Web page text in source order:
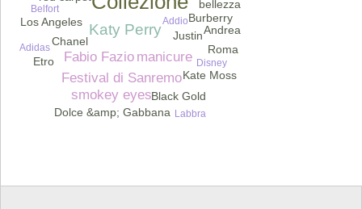
Katy Perry
manicure
Festival di Sanremo
Fabio Fazio
smokey eyes
Justin
Los Angeles
bellezza
Chanel
Burberry
Dolce &amp; Gabbana
Andrea
Black Gold
Etro
Kate Moss
Roma
Belfort
Disney
Labbra
Addio
Adidas